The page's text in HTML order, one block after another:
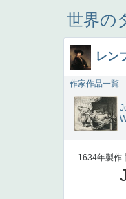
世界の
レン
作家作品一覧
1634年製作